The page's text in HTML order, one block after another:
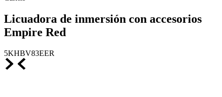
Licuadora de inmersión con accesorios
Empire Red
5KHBV83EER